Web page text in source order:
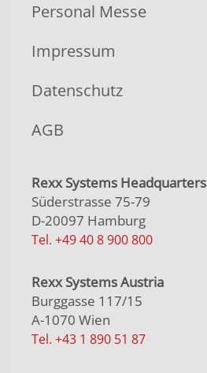
Personal Messe
Impressum
Datenschutz
AGB
Rexx Systems Headquarters
Süderstrasse 75-79
D-20097 Hamburg
Tel. +49 40 8 900 800
Rexx Systems Austria
Burggasse 117/15
A-1070 Wien
Tel. +43 1 890 51 87